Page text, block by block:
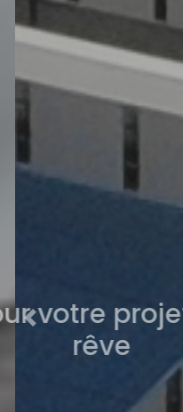
Nous
Pour
Précédent